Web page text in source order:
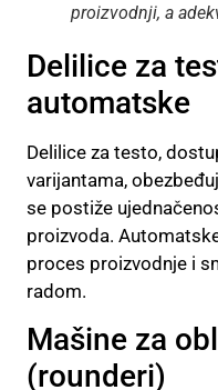
proizvodnji, a
Delilice za
automatske
Delilice za testo,
varijantama,
se postiže
proizvoda.
proces proizvodnje i
radom.
Mašine za
(rounderi)